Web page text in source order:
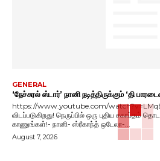
GENERAL
‘நேச்சுரல் ஸ்டார்’ நானி நடித்திருக்கும் ‘தி
https://www.youtube.com/
விடப்படுகிறது! நெருப்பில் ஒரு புதிய சகாப்தம்
காணுங்கள்!- நானி- ஸ்ரீகாந்த் ஒடேலா-...
August 7, 2026